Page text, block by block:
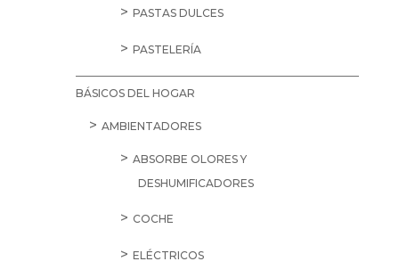
PASTAS DULCES
PASTELERÍA
BÁSICOS DEL HOGAR
AMBIENTADORES
ABSORBE OLORES Y
DESHUMIFICADORES
COCHE
ELÉCTRICOS